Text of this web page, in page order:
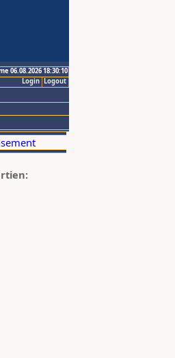
06.08.2026 18:30:10
Logout
Login